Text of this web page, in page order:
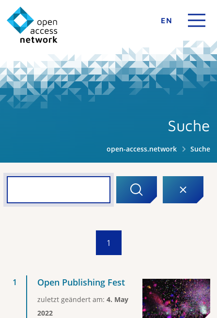
EN
Suche
open-access.network Suche
1
Open Publishing Fest
zuletzt geändert am: 4. May
2022